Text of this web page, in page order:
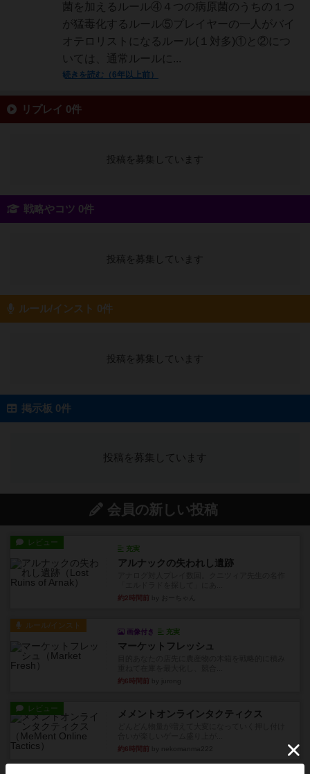
菌を加えるルール④４つの病原菌のうちの１つ
が猛毒化するルール⑤プレイヤーの一人がバイ
オテロリストになるルール(１対多)①と②につ
いては、通常ルールに...
続きを読む（6年以上前）
リプレイ 0件
投稿を募集しています
戦略やコツ 0件
投稿を募集しています
ルール/インスト 0件
投稿を募集しています
掲示板 0件
投稿を募集しています
会員の新しい投稿
レビュー
充実
アルナックの失われし遺跡
約2時間前
ルール/インスト
画像付き 充実
マーケットフレッシュ
約6時間前
レビュー メメントオンラインタクティクス
約6時間前